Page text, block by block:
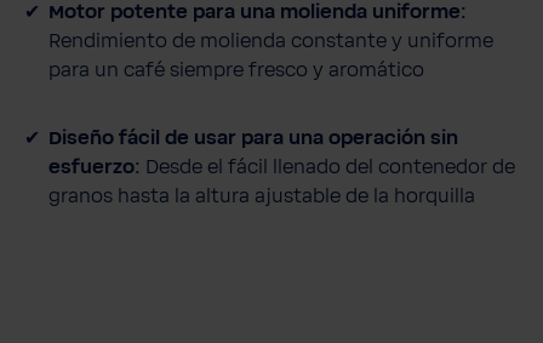
Motor potente para una molienda uniforme:
Rendimiento de molienda constante y uniforme
para un café siempre fresco y aromático
Diseño fácil de usar para una operación sin
esfuerzo: Desde el fácil llenado del contenedor de
granos hasta la altura ajustable de la horquilla